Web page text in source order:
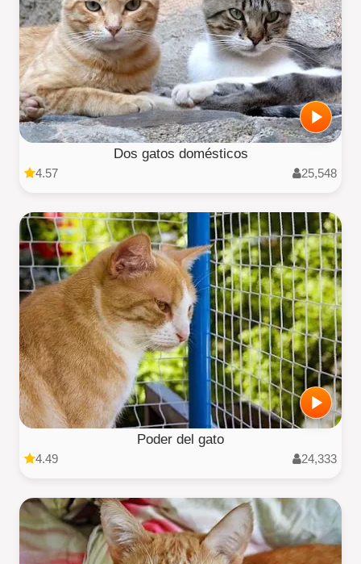
Dos gatos domésticos
4.57 25,548
Poder del gato
4.49 24,333